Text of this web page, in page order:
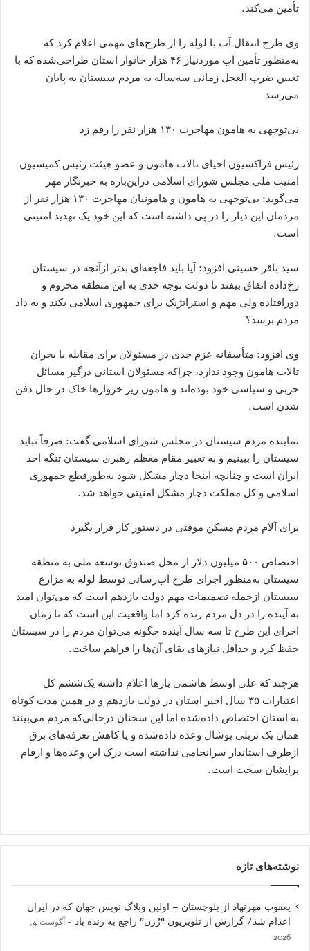
تأمین می‌کند.
وی طرح انتقال آب با لوله را از طرح‌های مهمی اعلام کرد که
به‌منظور تأمین آب موردنیاز ۴۶ هزار خانوار استان طراحی‌شده که با
تعیین ضرب العجل زمانی سه‌ساله به مردم سیستان به پایان
می‌رسد
بی‌توجهی به هامون مهاجرت ۱۳۰ هزار نفر را رقم زد
رئیس فراکسیون احیای تالاب هامون و عضو هیئت رئیس کمیسیون
امنیت ملی مجلس شورای اسلامی دراین‌باره به خبرنگار مهر
می‌گوید: بی‌توجهی به هامون و هامونیان مهاجرت ۱۳۰ هزار نفر از
مردمان این دیار را در پی داشته است که این خود یک تهدید امنیتی
است.
سید باقر حسینی افزود: آیا باید فاجعه‌ای بدتر ازآنچه در سیستان
رخ‌داده اتفاق بیفتد تا دولت توجه جدی به این منطقه محروم و
دورافتاده ولی مهم و استراتژیک برای جمهوری اسلامی بکند و به داد
مردم برسد؟
وی افزود: متأسفانه عزم جدی در مسئولان برای مقابله با بحران
تالاب هامون وجود ندارد، چراکه مسئولان استانی درگیر مسائل
حزبی و سیاسی خود بوده‌اند و هامون زیر خروارها خاک در حال دفن
شدن است.
نماینده مردم سیستان در مجلس شورای اسلامی گفت: صرفاً نباید
سیستان را ببینیم و به تعبیر مقام معظم رهبری سیستان تنگه احد
ایران است و چنانچه اینجا دچار مشکل شود به‌طورقطع جمهوری
اسلامی و کل مملکت دچار مشکل امنیتی خواهد شد.
برای آلام مردم مسکن موقتی در دستور کار قرار بگیرد
اختصاص ۵۰۰ میلیون دلار از محل صندوق توسعه ملی به منطقه
سیستان به‌منظور اجرای طرح آب‌رسانی توسط لوله به مزارع
سیستان ازجمله تصمیمات مهم دولت یازدهم است که می‌توان امید
به آینده را در دل مردم زنده کرد اما واقعیت این است که تا زمان
اجرای این طرح تا سه سال آینده چگونه می‌توان مردم را در سیستان
حفظ کرد و حداقل نیازهای بقای آن‌ها را فراهم ساخت.
هرچند که علی اوسط هاشمی بارها اعلام داشته یک‌ششم کل
اعتبارات ۳۵ سال اخیر استان در دولت یازدهم و در همین مدت کوتاه
به استان اختصاص داده‌شده اما این سخنان درحالی‌که مردم می‌بینند
همان یک تریلی پوشال وعده داده‌شده و یا کاهش تعرفه‌های برق
ازطرف استاندار سرانجامی نداشته است درک این وعده‌ها و ارقام
برایشان سخت است.
نوشته‌های تازه
یعقوب مهرنهاد از بلوچستان – اولین وبلاگ نویس جهان که در ایران
اعدام شد/ گزارش از تلویزیون “رُژن” راجع به زنده یاد
آگوست 4,
2026